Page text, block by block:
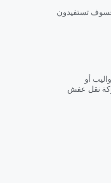
فسوف تستفيدون
أو
نقل عفش